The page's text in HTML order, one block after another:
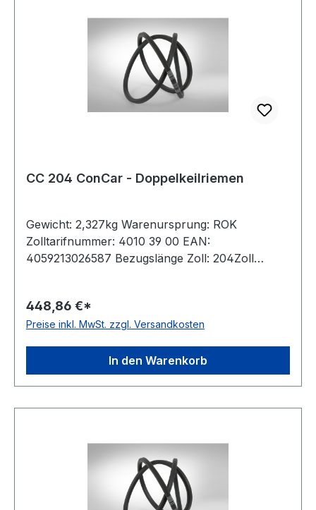
CC 204 ConCar - Doppelkeilriemen
Gewicht: 2,327kg Warenursprung: ROK
Zolltarifnummer: 4010 39 00 EAN:
4059213026587 Bezugslänge Zoll: 204Zoll
ummantelt antistatisch: ja Norm: DIN 7722
Breite: 22mm Höhe: 17mm Material: Neoprene
448,86 €*
Preise inkl. MwSt. zzgl. Versandkosten
In den Warenkorb